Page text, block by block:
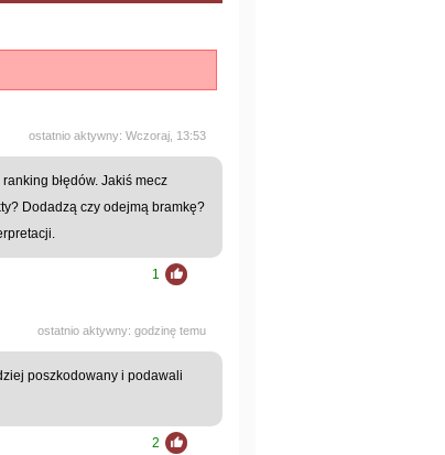
ostatnio aktywny: Wczoraj, 13:53
błędów. Jakiś mecz
Dodadzą czy odejmą bramkę?
1
ostatnio aktywny: godzinę temu
poszkodowany i podawali
2